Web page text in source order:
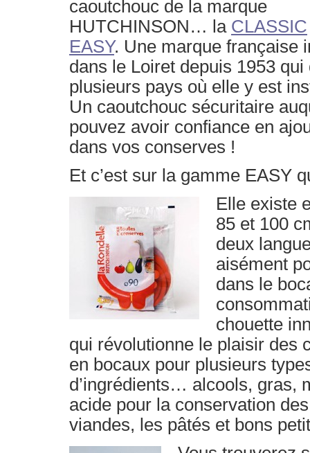
caoutchouc de la marque
HUTCHINSON… la CLASSIC
EASY. Une marque française i
dans le Loiret depuis 1953 qui
plusieurs pays où elle y est
Un caoutchouc sécuritaire
pouvez avoir confiance en
dans vos conserves !
Et c’est sur la gamme EASY
Elle existe
85 et 100
deux
aisément
dans le
chouette
qui révolutionne le plaisir des
en bocaux pour plusieurs
d’ingrédients… alcools, gras,
acide pour la conservation
viandes, les pâtés et bons